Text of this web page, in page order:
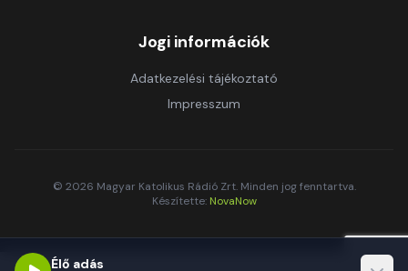
Jogi információk
Adatkezelési tájékoztató
Impresszum
© 2026 Magyar Katolikus Rádió Zrt. Minden jog fenntartva.
Készítette: NovaNow
Élő adás